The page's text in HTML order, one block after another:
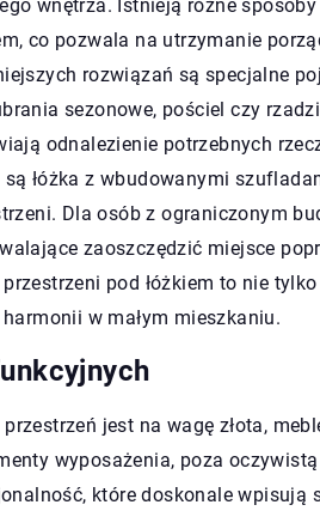
wnętrza. Istnieją różne
co pozwala na utrzymanie
rozwiązań są specjalne
sezonowe, pościel czy
odnalezienie potrzebnych
łóżka z wbudowanymi
Dla osób z ograniczonym
zaoszczędzić miejsce
pod łóżkiem to nie
w małym mieszkaniu.
jest na wagę złota,
wyposażenia, poza
które doskonale wpisują